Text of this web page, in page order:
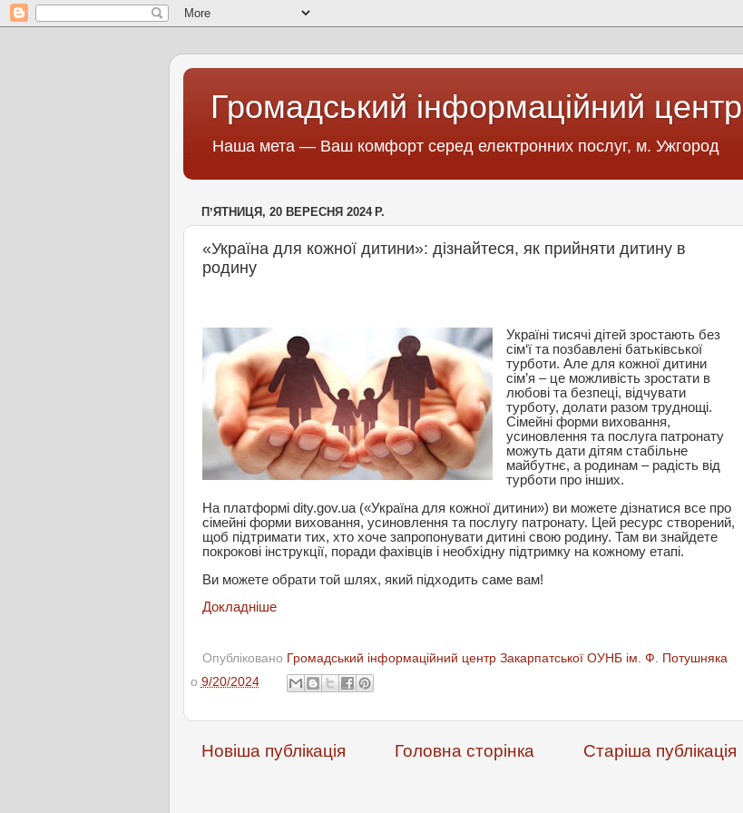
Громадський інформаційний центр
Наша мета — Ваш комфорт серед електронних послуг, м. Ужгород
ПʼЯТНИЦЯ, 20 ВЕРЕСНЯ 2024 Р.
«Україна для кожної дитини»: дізнайтеся, як прийняти дитину в
родину
Україні тисячі дітей зростають без
сім‘ї та позбавлені батьківської
турботи. Але для кожної дитини
сім’я – це можливість зростати в
любові та безпеці, відчувати
турботу, долати разом труднощі.
Сімейні форми виховання,
усиновлення та послуга патронату
можуть дати дітям стабільне
майбутнє, а родинам – радість від
турботи про інших.
На платформі dity.gov.ua («Україна для кожної дитини») ви можете дізнатися все про
сімейні форми виховання, усиновлення та послугу патронату. Цей ресурс створений,
щоб підтримати тих, хто хоче запропонувати дитині свою родину. Там ви знайдете
покрокові інструкції, поради фахівців і необхідну підтримку на кожному етапі.
Ви можете обрати той шлях, який підходить саме вам!
Докладніше
Опубліковано Громадський інформаційний центр Закарпатської ОУНБ ім. Ф. Потушняка
о 9/20/2024
Новіша публікація Старіша публікація
Головна сторінка